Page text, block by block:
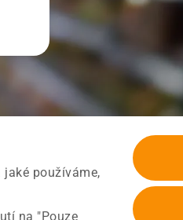
používáme,
na "Pouze